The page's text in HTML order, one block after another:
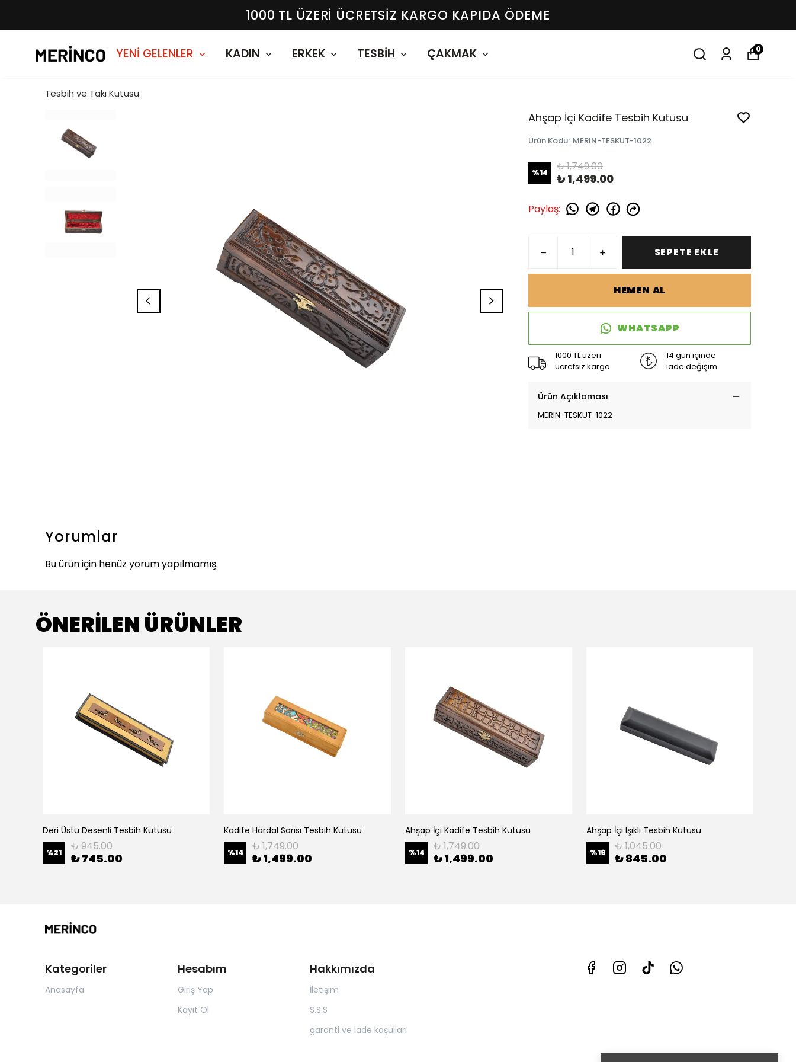
1000 TL ÜZERI ÜCRETSIZ KARGO KAPIDA ÖDEME
YENİ GELENLER KADIN ERKEK TESBİH ÇAKMAK 0
Tesbih ve Takı Kutusu
Ahşap İçi Kadife Tesbih Kutusu
Ürün Kodu: MERIN-TESKUT-1022
%14 ₺ 1,749.00
₺ 1,499.00
Paylaş:
SEPETE EKLE
HEMEN AL
WHATSAPP
1000 TL üzeri
ücretsiz kargo
14 gün içinde
iade değişim
Ürün Açıklaması
MERIN-TESKUT-1022
Yorumlar
Bu ürün için henüz yorum yapılmamış.
ÖNERİLEN ÜRÜNLER
Deri Üstü Desenli Tesbih Kutusu
%21 ₺ 945.00
₺ 745.00
Kadife Hardal Sarısı Tesbih Kutusu
%14 ₺ 1,749.00
₺ 1,499.00
Ahşap İçi Kadife Tesbih Kutusu
%14 ₺ 1,749.00
₺ 1,499.00
Ahşap İçi Işıklı Tesbih Kutusu
%19 ₺ 1,045.00
₺ 845.00
Kategoriler
Anasayfa
Hesabım
Giriş Yap
Kayıt Ol
Hakkımızda
İletişim
S.S.S
garanti ve iade koşulları